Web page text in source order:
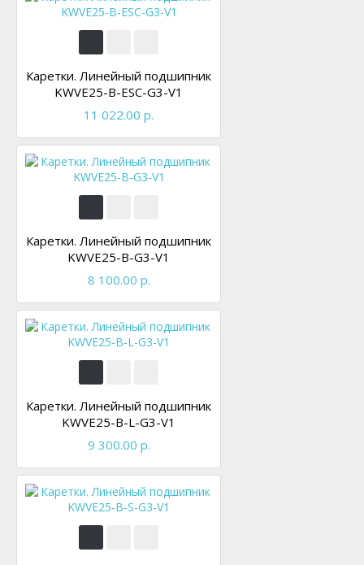
Каретки. Линейный подшипник
KWVE25-B-ESC-G3-V1
11 022.00 р.
Каретки. Линейный подшипник
KWVE25-B-G3-V1
8 100.00 р.
Каретки. Линейный подшипник
KWVE25-B-L-G3-V1
9 300.00 р.